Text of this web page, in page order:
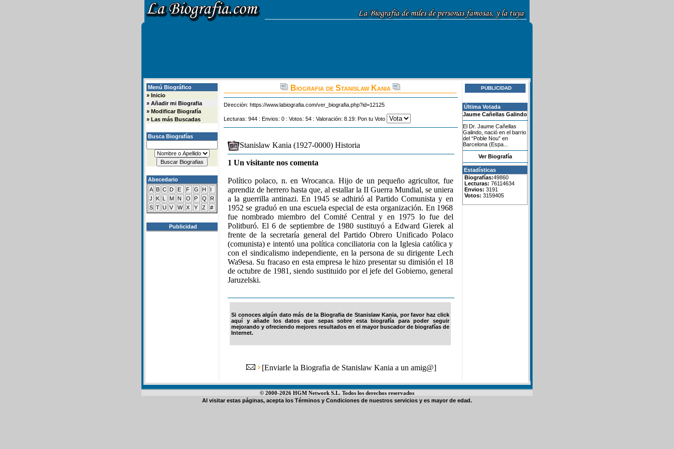
Menú Biográfico
» Inicio
» Añadir mi Biografia
» Modificar Biografía
» Las más Buscadas
Busca Biografías
Abecedario
A B C D E F G H
I
J
K L M N O P Q
R
S T U V W X Y Z #
Publicidad
Biografia de Stanislaw Kania
Dirección: https://www.labiografia.com/ver_biografia.php?id=12125
Lecturas: 944 : Envios: 0 : Votos: 54 : Valoración: 8.19: Pon tu Voto
Stanislaw Kania (1927-0000) Historia
1 Un visitante nos comenta
Político polaco, n. en Wrocanca. Hijo de un pequeño agricultor, fue
aprendiz de herrero hasta que, al estallar la II Guerra Mundial, se uniera
a la guerrilla antinazi. En 1945 se adhirió al Partido Comunista y en
1952 se graduó en una escuela especial de esta organización. En 1968
fue nombrado miembro del Comité Central y en 1975 lo fue del
Politburó. El 6 de septiembre de 1980 sustituyó a Edward Gierek al
frente de la secretaría general del Partido Obrero Unificado Polaco
(comunista) e intentó una política conciliatoria con la Iglesia católica y
con el sindicalismo independiente, en la persona de su dirigente Lech
Wa9esa. Su fracaso en esta empresa le hizo presentar su dimisión el 18
de octubre de 1981, siendo sustituido por el jefe del Gobierno, general
Jaruzelski.
Si conoces algún dato más de la Biografia de Stanislaw Kania, por favor haz click
aquí y añade los datos que sepas sobre esta biografía para poder seguir
mejorando y ofreciendo mejores resultados en el mayor buscador de biografías de
Internet.
[Enviarle la Biografia de Stanislaw Kania a un amig@]
PUBLICIDAD
Última Votada
Jaume Cañellas Galindo
El Dr. Jaume Cañellas
Galindo, nació en el barrio
del “Poble Nou” en
Barcelona (Espa...
Ver Biografía
Estadísticas
Biografías:49860
Lecturas: 76114634
Envios: 3191
Votos: 3159405
© 2000-2026 HGM Network S.L. Todos los derechos reservados
Al visitar estas páginas, acepta los Términos y Condiciones de nuestros servicios y es mayor de edad.